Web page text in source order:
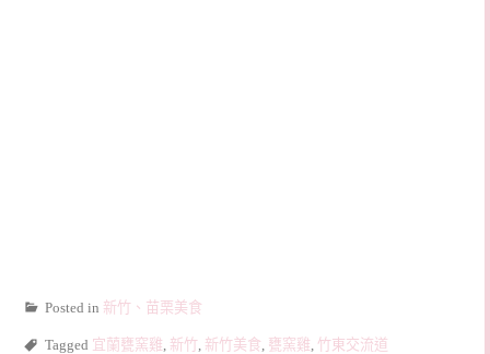
Posted in 新竹、苗栗美食
Tagged 宜蘭甕窯雞 新竹 新竹美食 甕窯雞 竹東交流道